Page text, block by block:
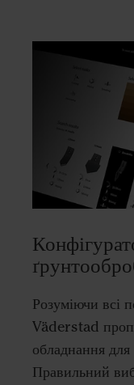
Розуміючи всі
Väderstad
обладнання для
Правильний